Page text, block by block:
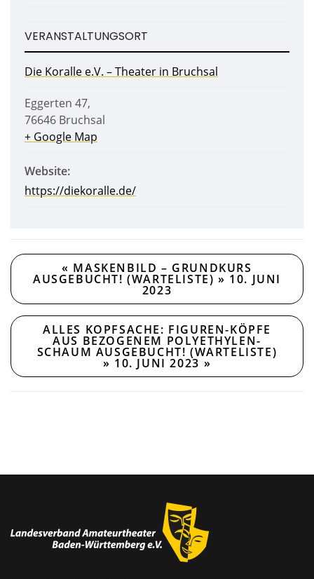
VERANSTALTUNGSORT
Die Koralle e.V. – Theater in Bruchsal
Eggerten 47,
76646 Bruchsal
+ Google Map
Website:
https://diekoralle.de/
« MASKENBILD – GRUNDKURS
AUSGEBUCHT! (WARTELISTE) » 10. JUNI
2023
ALLES KOPFSACHE: FIGUREN-KÖPFE
AUS BEZOGENEM POLYETHYLEN-
SCHAUM AUSGEBUCHT! (WARTELISTE)
» 10. JUNI 2023 »